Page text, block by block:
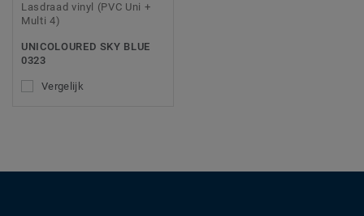
Lasdraad vinyl (PVC Uni +
Multi 4)
UNICOLOURED SKY BLUE
0323
Vergelijk